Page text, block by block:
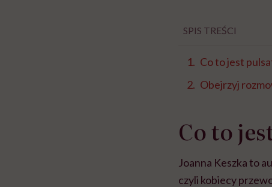
SPIS TREŚCI
Co to jest
Obejrzyj
Co to
Joanna Keszka to
czyli kobiecy